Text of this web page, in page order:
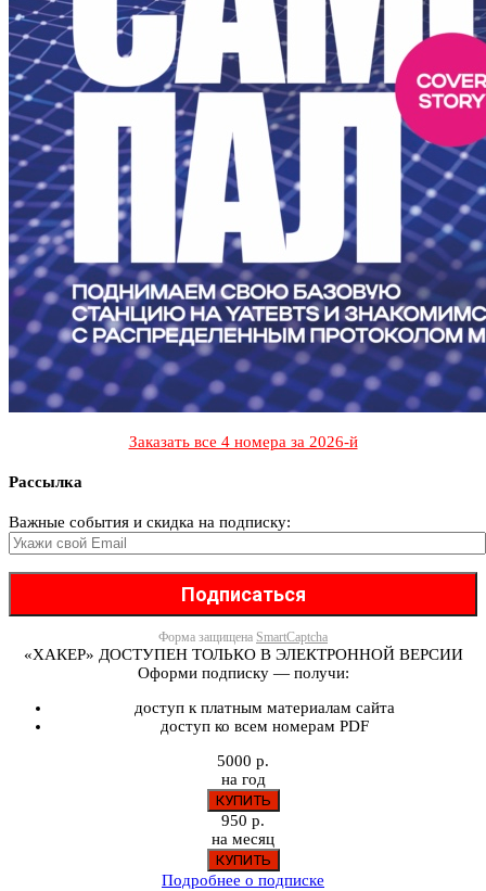
Заказать все 4 номера за 2026-й
Рассылка
Важные события и скидка на подписку:
Форма защищена SmartCaptcha
«ХАКЕР» ДОСТУПЕН ТОЛЬКО В ЭЛЕКТРОННОЙ ВЕРСИИ
Оформи подписку — получи:
доступ к платным материалам сайта
доступ ко всем номерам PDF
5000 р.
на год
950 р.
на месяц
Подробнее о подписке